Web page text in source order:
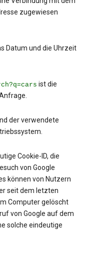
zugewiesen
Datum und die Uhrzeit
ist die
der verwendete
Cookie-ID, die
von Google
können von Nutzern
seit dem letzten
Computer gelöscht
von Google auf dem
solche eindeutige